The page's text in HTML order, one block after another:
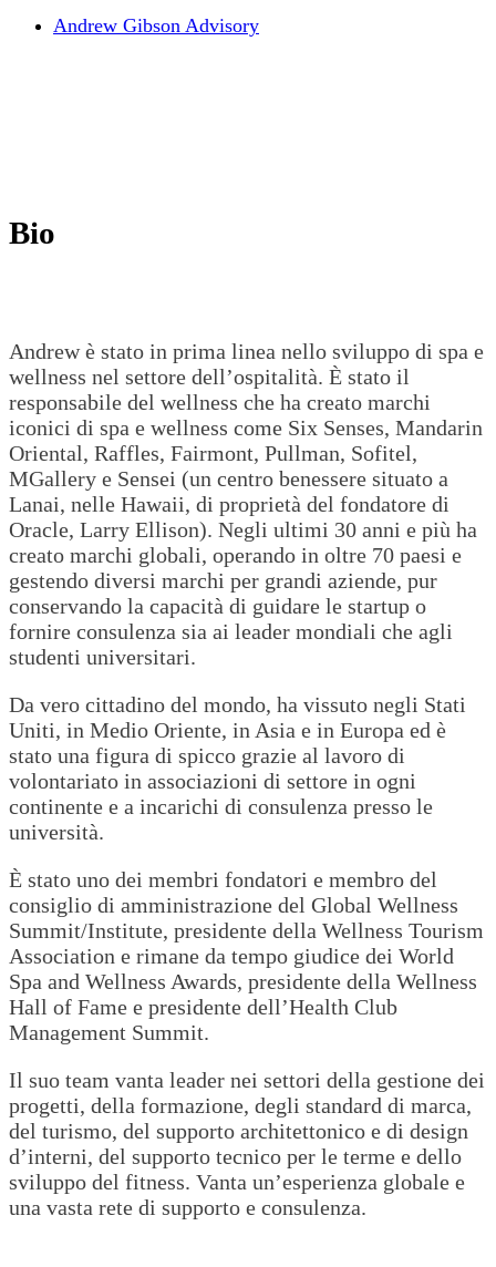
Andrew Gibson Advisory
Bio
Andrew è stato in prima linea nello sviluppo di spa e
wellness nel settore dell’ospitalità. È stato il
responsabile del wellness che ha creato marchi
iconici di spa e wellness come Six Senses, Mandarin
Oriental, Raffles, Fairmont, Pullman, Sofitel,
MGallery e Sensei (un centro benessere situato a
Lanai, nelle Hawaii, di proprietà del fondatore di
Oracle, Larry Ellison). Negli ultimi 30 anni e più ha
creato marchi globali, operando in oltre 70 paesi e
gestendo diversi marchi per grandi aziende, pur
conservando la capacità di guidare le startup o
fornire consulenza sia ai leader mondiali che agli
studenti universitari.
Da vero cittadino del mondo, ha vissuto negli Stati
Uniti, in Medio Oriente, in Asia e in Europa ed è
stato una figura di spicco grazie al lavoro di
volontariato in associazioni di settore in ogni
continente e a incarichi di consulenza presso le
università.
È stato uno dei membri fondatori e membro del
consiglio di amministrazione del Global Wellness
Summit/Institute, presidente della Wellness Tourism
Association e rimane da tempo giudice dei World
Spa and Wellness Awards, presidente della Wellness
Hall of Fame e presidente dell’Health Club
Management Summit.
Il suo team vanta leader nei settori della gestione dei
progetti, della formazione, degli standard di marca,
del turismo, del supporto architettonico e di design
d’interni, del supporto tecnico per le terme e dello
sviluppo del fitness. Vanta un’esperienza globale e
una vasta rete di supporto e consulenza.